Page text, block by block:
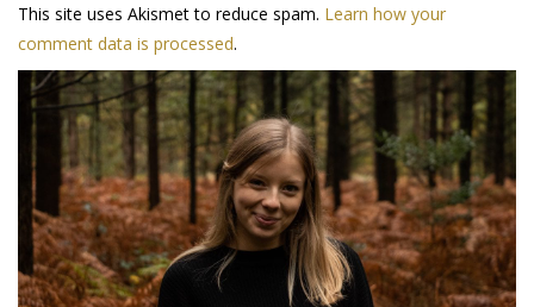
This site uses Akismet to reduce spam. Learn how your
comment data is processed.